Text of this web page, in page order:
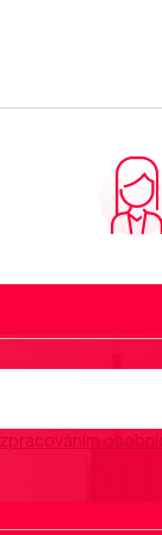
zpracováním